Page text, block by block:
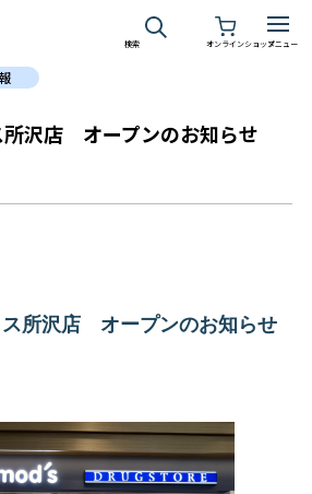
検索 オンラインショップメニュー
所沢店 オープンのお知らせ
ス所沢店 オープンのお知らせ